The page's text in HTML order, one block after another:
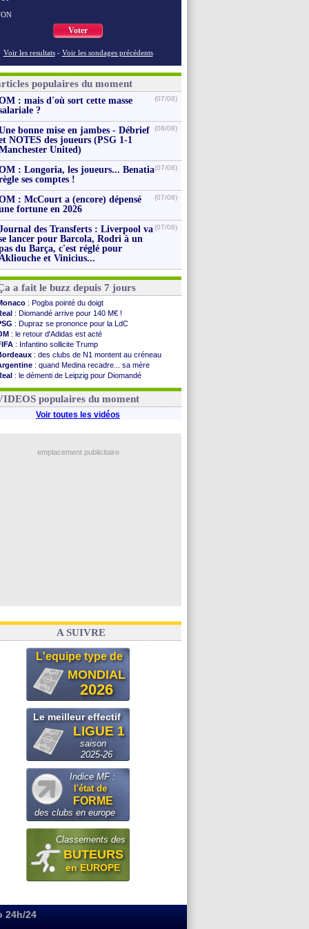
Voter
Voir les resultats - Voir les sondages précédents
populaires du moment
: mais d'où sort cette masse
?
(07/08)
bonne mise en jambes - Débrief
NOTES des joueurs (PSG 1-1
United)
(08/08)
: Longoria, les joueurs... Benatia
ses comptes !
(07/08)
: McCourt a (encore) dépensé
fortune en 2026
(07/08)
des Transferts : Liverpool va
lancer pour Barcola, Rodri à un
du Barça, c'est réglé pour
et Vinicius...
(07/08)
a fait le buzz depuis 7 jours
: Pogba pointé du doigt
: Diomandé arrive pour 140 M€ !
: Dupraz se prononce pour la LdC
: le retour d'Adidas est acté
: Infantino sollicite Trump
: des clubs de N1 montent au créneau
: quand Medina recadre... sa mère
: le démenti de Leipzig pour Diomandé
: Paixão attire un 2e club anglais
populaires du moment
Voir toutes les vidéos
emplacement publicitaire
A SUIVRE
L'equipe type de
MONDIAL
2026
Le meilleur effectif
LIGUE 1
saison
2025-26
Indice MF :
l'état de
FORME
des clubs en europe
Classements des
BUTEURS
en EUROPE
24h/24